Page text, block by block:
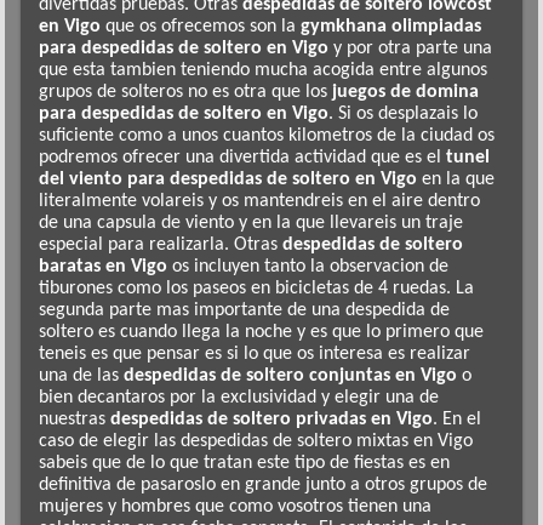
divertidas pruebas. Otrasdespedidas de soltero lowcost
en Vigo que os ofrecemos son la gymkhana olimpiadas
para despedidas de soltero en Vigo y por otra parte una
que esta tambien teniendo mucha acogida entre algunos
grupos de solteros no es otra que los juegos de domina
para despedidas de soltero en Vigo. Si os desplazais lo
suficiente como a unos cuantos kilometros de la ciudad os
podremos ofrecer una divertida actividad que es eltunel
del viento para despedidas de soltero en Vigo en la que
literalmente volareis y os mantendreis en el aire dentro
de una capsula de viento y en la que llevareis un traje
especial para realizarla. Otrasdespedidas de soltero
baratas en Vigo os incluyen tanto la observacion de
tiburones como los paseos en bicicletas de 4 ruedas. La
segunda parte mas importante de una despedida de
soltero es cuando llega la noche y es que lo primero que
teneis es que pensar es si lo que os interesa es realizar
una de lasdespedidas de soltero conjuntas en Vigo o
bien decantaros por la exclusividad y elegir una de
nuestrasdespedidas de soltero privadas en Vigo. En el
caso de elegir las despedidas de soltero mixtas en Vigo
sabeis que de lo que tratan este tipo de fiestas es en
definitiva de pasaroslo en grande junto a otros grupos de
mujeres y hombres que como vosotros tienen una